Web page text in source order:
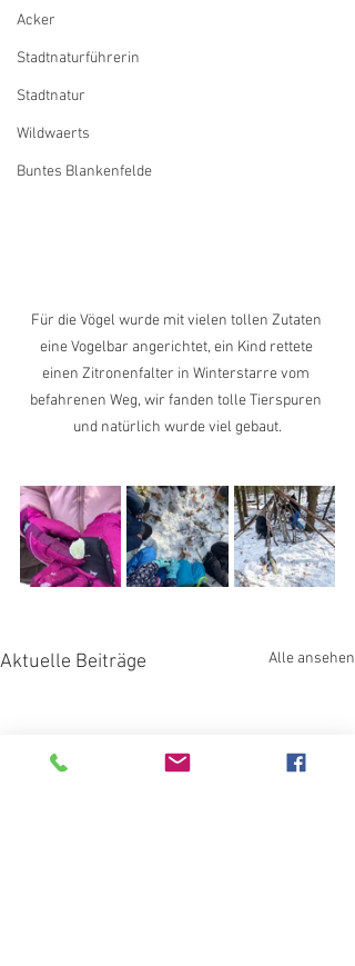
Acker
Stadtnaturführerin
Stadtnatur
Wildwaerts
Buntes Blankenfelde
Für die Vögel wurde mit vielen tollen Zutaten
eine Vogelbar angerichtet, ein Kind rettete
einen Zitronenfalter in Winterstarre vom
befahrenen Weg, wir fanden tolle Tierspuren
und natürlich wurde viel gebaut.
Aktuelle Beiträge Alle ansehen